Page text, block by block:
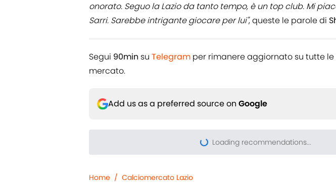
onorato. Seguo la Lazio da tanto tempo, è un top club. Mi
Sarri. Sarebbe intrigante giocare per lui", queste le parole di
Segui 90min su Telegram per rimanere aggiornato su tutte
mercato.
Add us as a preferred source on Google
Loading recommendations...
Please wait while we
Home / Calciomercato Lazio